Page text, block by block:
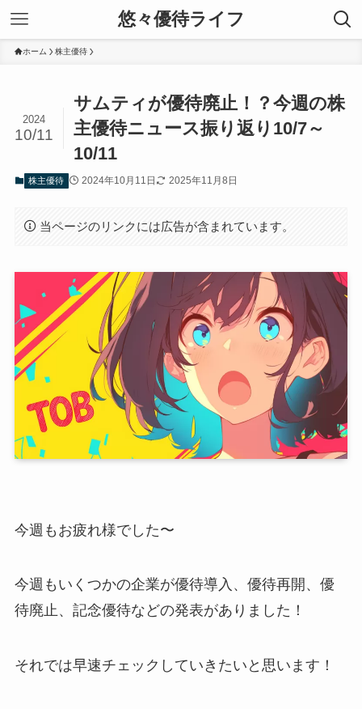
悠々優待ライフ
ホーム 株主優待
サムティが優待廃止！？今週の株
主優待ニュース振り返り10/7～
10/11
2024
10/11
株主優待 2024年10月11日 2025年11月8日
当ページのリンクには広告が含まれています。
今週もお疲れ様でした〜
今週もいくつかの企業が優待導入、優待再開、優
待廃止、記念優待などの発表がありました！
それでは早速チェックしていきたいと思います！